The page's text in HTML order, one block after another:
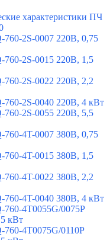
характеристики ПЧ
2S-0007 220В, 0,75
2S-0015 220В, 1,5
2S-0022 220В, 2,2
760-2S-0040 220В, 4 кВт
2S-0055 220В, 5,5
760-4T-0007 380В, 0,75
760-4T-0015 380В, 1,5
760-4T-0022 380В, 2,2
760-4T-0040 380В, 4 кВт
4T0055G/0075P
кВт
4T0075G/0110P